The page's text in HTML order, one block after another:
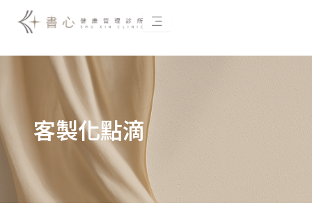
客製化點滴